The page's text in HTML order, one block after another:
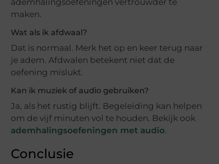
maken.
Wat als ik afdwaal?
Dat is normaal. Merk het op en keer terug naar
je adem. Afdwalen betekent niet dat de
oefening mislukt.
Kan ik muziek of audio gebruiken?
Ja, als het rustig blijft. Begeleiding kan helpen
om de vijf minuten vol te houden. Bekijk ook
ademhalingsoefeningen met audio.
Conclusie